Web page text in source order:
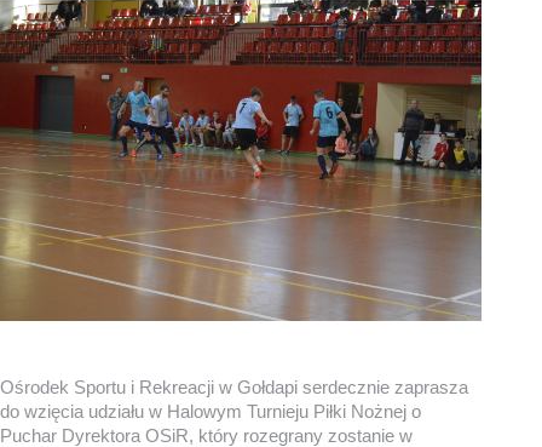
Ośrodek Sportu i Rekreacji w Gołdapi serdecznie zaprasza
do wzięcia udziału w Halowym Turnieju Piłki Nożnej o
Puchar Dyrektora OSiR, który rozegrany zostanie w